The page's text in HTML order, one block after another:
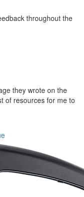
throughout the
they wrote on the
of resources for me to